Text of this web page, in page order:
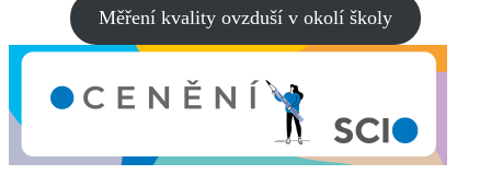
Měření kvality ovzduší v okolí školy